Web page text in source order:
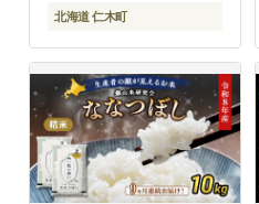
北海道 仁木町